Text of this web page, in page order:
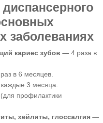
заболеваниях
кариес зубов — 4 раза в
в 6 месяцев.
3 месяца.
профилактики
хейлиты, глоссалгия—